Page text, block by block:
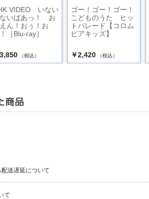
VIDEO いない
いばあっ！ お
ん！おぅ！お
［Blu-ray］
（税込）
ゴー！ゴー！ゴー！
こどものうた ヒッ
トパレード【コロム
ビアキッズ】
￥2,420 （税込）
配送遅延について
て